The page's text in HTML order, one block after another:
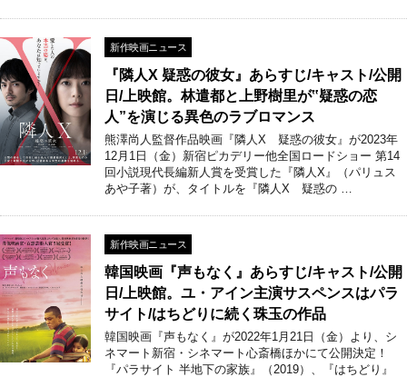
新作映画ニュース
『隣人X 疑惑の彼女』あらすじ/キャスト/公開
日/上映館。林遣都と上野樹里が‟疑惑の恋
人”を演じる異色のラブロマンス
熊澤尚人監督作品映画『隣人X 疑惑の彼女』が2023年
12月1日（金）新宿ピカデリー他全国ロードショー 第14
回小説現代長編新人賞を受賞した『隣人X』（パリュス
あや子著）が、タイトルを『隣人X 疑惑の …
新作映画ニュース
韓国映画『声もなく』あらすじ/キャスト/公開
日/上映館。ユ・アイン主演サスペンスはパラ
サイト/はちどりに続く珠玉の作品
韓国映画『声もなく』が2022年1月21日（金）より、シ
ネマート新宿・シネマート心斎橋ほかにて公開決定！
『パラサイト 半地下の家族』（2019）、『はちどり』